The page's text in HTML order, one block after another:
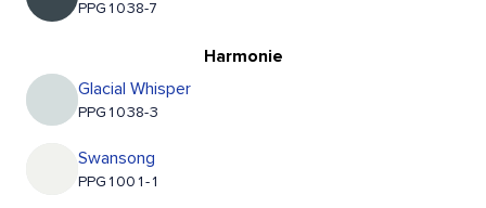
PPG1038-7
Harmonie
Glacial Whisper
PPG1038-3
Swansong
PPG1001-1